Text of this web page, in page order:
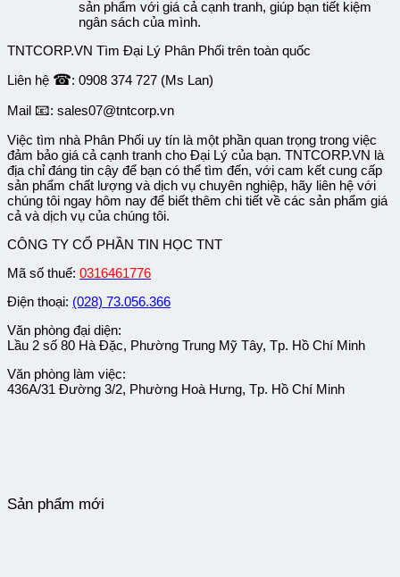
sản phẩm với giá cả cạnh tranh, giúp bạn tiết kiệm
ngân sách của mình.
TNTCORP.VN Tìm Đại Lý Phân Phối trên toàn quốc
Liên hệ ☎: 0908 374 727 (Ms Lan)
Mail 📧: sales07@tntcorp.vn
Việc tìm nhà Phân Phối uy tín là một phần quan trọng trong việc
đảm bảo giá cả cạnh tranh cho Đại Lý của bạn. TNTCORP.VN là
địa chỉ đáng tin cậy để bạn có thể tìm đến, với cam kết cung cấp
sản phẩm chất lượng và dịch vụ chuyên nghiệp, hãy liên hệ với
chúng tôi ngay hôm nay để biết thêm chi tiết về các sản phẩm giá
cả và dịch vụ của chúng tôi.
CÔNG TY CỔ PHẦN TIN HỌC TNT
Mã số thuế: 0316461776
Điện thoại: (028) 73.056.366
Văn phòng đại diện:
Lầu 2 số 80 Hà Đặc, Phường Trung Mỹ Tây, Tp. Hồ Chí Minh
Văn phòng làm việc:
436A/31 Đường 3/2, Phường Hoà Hưng, Tp. Hồ Chí Minh
Sản phẩm mới